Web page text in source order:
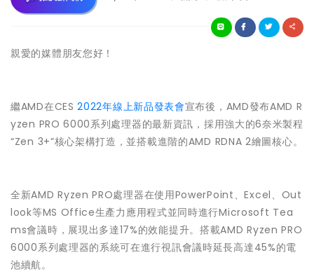
親愛的媒體朋友您好！
繼AMD在CES2022年線上新品發表會宣布後，AMD發布AMD R
yzen PRO 6000系列處理器的最新資訊，採用強大的6奈米製程
“Zen 3+”核心架構打造，並搭載進階的AMD RDNA 2繪圖核心。
全新AMD Ryzen PRO處理器在使用PowerPoint、Excel、Out
look等MS Office生產力應用程式並同時進行Microsoft Tea
ms會議時，展現出多達17%的效能提升。搭載AMD Ryzen PRO
6000系列處理器的系統可在進行視訊會議時延長高達45%的電
池續航。